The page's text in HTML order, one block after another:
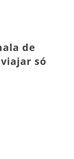
de
só